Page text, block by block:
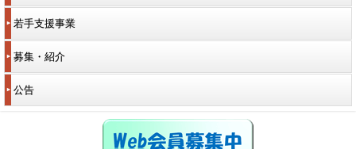
若手支援事業
募集・紹介
公告